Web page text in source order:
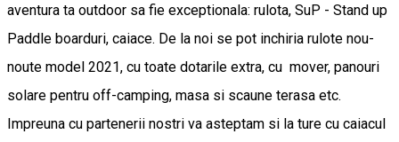
aventura ta outdoor sa fie exceptionala: rulota, SuP - Stand up
Paddle boarduri, caiace. De la noi se pot inchiria rulote nou-
noute model 2021, cu toate dotarile extra, cu mover, panouri
solare pentru off-camping, masa si scaune terasa etc.
Impreuna cu partenerii nostri va asteptam si la ture cu caiacul